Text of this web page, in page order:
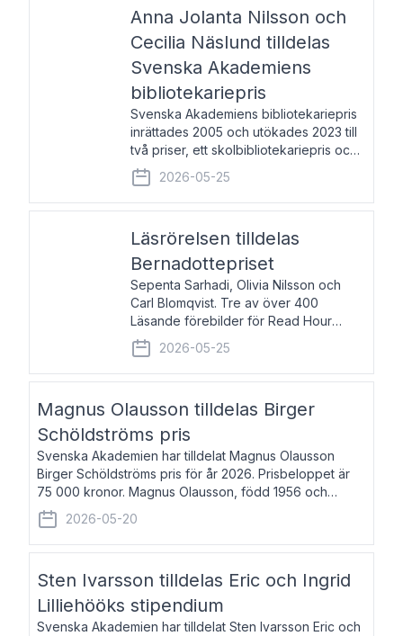
Anna Jolanta Nilsson och
Cecilia Näslund tilldelas
Svenska Akademiens
bibliotekariepris
Svenska Akademiens bibliotekariepris
inrättades 2005 och utökades 2023 till
två priser, ett skolbibliotekariepris och
ett folkbibliotekariepris. Priserna skall
tilldelas bibliotekarier vid svenska folk-
och skolbibliotek som gjort värdefull
2026-05-25
Läsrörelsen tilldelas
Bernadottepriset
Sepenta Sarhadi, Olivia Nilsson och
Carl Blomqvist. Tre av över 400
Läsande förebilder för Read Hour
Sverige. Foto: Michael Wall. Den ideella
föreningen Läsrörelsen tilldelas
Bernadottepriset 2026 för att den
2026-05-25
Magnus Olausson tilldelas Birger
Schöldströms pris
Svenska Akademien har tilldelat Magnus Olausson
Birger Schöldströms pris för år 2026. Prisbeloppet är
75 000 kronor. Magnus Olausson, född 1956 och
bosatt i Stockholm, är konstvetare, museiman och
hovman. Han disputerade 1993 vid Uppsala un
2026-05-20
Sten Ivarsson tilldelas Eric och Ingrid
Lilliehööks stipendium
Svenska Akademien har tilldelat Sten Ivarsson Eric och